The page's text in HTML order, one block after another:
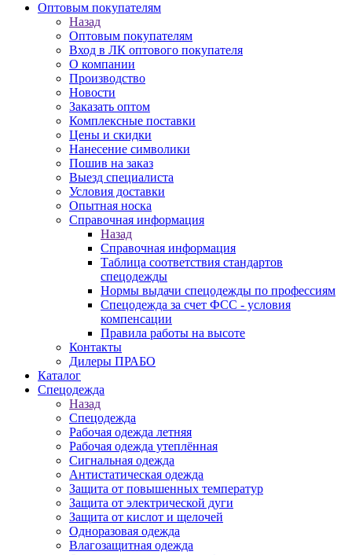
Оптовым покупателям
Назад
Оптовым покупателям
Вход в ЛК оптового покупателя
О компании
Производство
Новости
Заказать оптом
Комплексные поставки
Цены и скидки
Нанесение символики
Пошив на заказ
Выезд специалиста
Условия доставки
Опытная носка
Справочная информация
Назад
Справочная информация
Таблица соответствия стандартов
спецодежды
Нормы выдачи спецодежды по профессиям
Спецодежда за счет ФСС - условия
компенсации
Правила работы на высоте
Контакты
Дилеры ПРАБО
Каталог
Спецодежда
Назад
Спецодежда
Рабочая одежда летняя
Рабочая одежда утеплённая
Сигнальная одежда
Антистатическая одежда
Защита от повышенных температур
Защита от электрической дуги
Защита от кислот и щелочей
Одноразовая одежда
Влагозащитная одежда